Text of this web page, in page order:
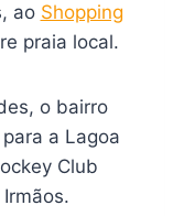
ao Shopping
praia local.
o bairro
a Lagoa
Club